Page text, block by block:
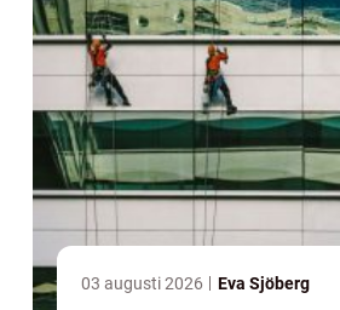
03 augusti 2026 Eva Sjöberg